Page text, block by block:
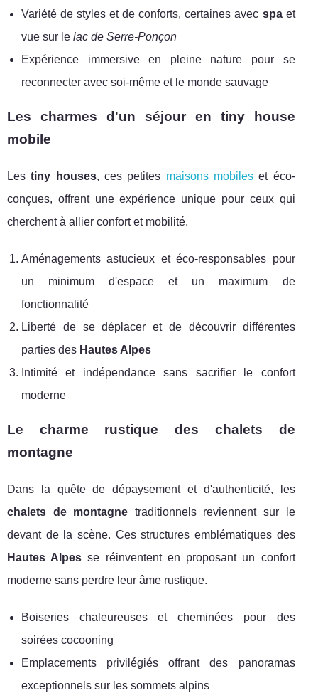
Variété de styles et de conforts, certaines avec spaet
vue sur le lac de Serre-Ponçon
Expérience immersive en pleine nature pour se
reconnecter avec soi-même et le monde sauvage
Les charmes d'un séjour en tiny house
mobile
Lestiny houses, ces petites maisons mobileset éco-
conçues, offrent une expérience unique pour ceux qui
cherchent à allier confort et mobilité.
Aménagements astucieux et éco-responsables pour
un minimum d'espace et un maximum de
fonctionnalité
Liberté de se déplacer et de découvrir différentes
parties des Hautes Alpes
Intimité et indépendance sans sacrifier le confort
moderne
Le charme rustique des chalets de
montagne
Dans la quête de dépaysement et d'authenticité, les
chalets de montagne traditionnels reviennent sur le
devant de la scène. Ces structures emblématiques des
Hautes Alpes se réinventent en proposant un confort
moderne sans perdre leur âme rustique.
Boiseries chaleureuses et cheminées pour des
soirées cocooning
Emplacements privilégiés offrant des panoramas
exceptionnels sur les sommets alpins